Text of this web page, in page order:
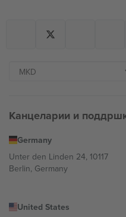
Канцеларии и
Germany
Unter den Linden 24, 10117
Berlin, Germany
United States